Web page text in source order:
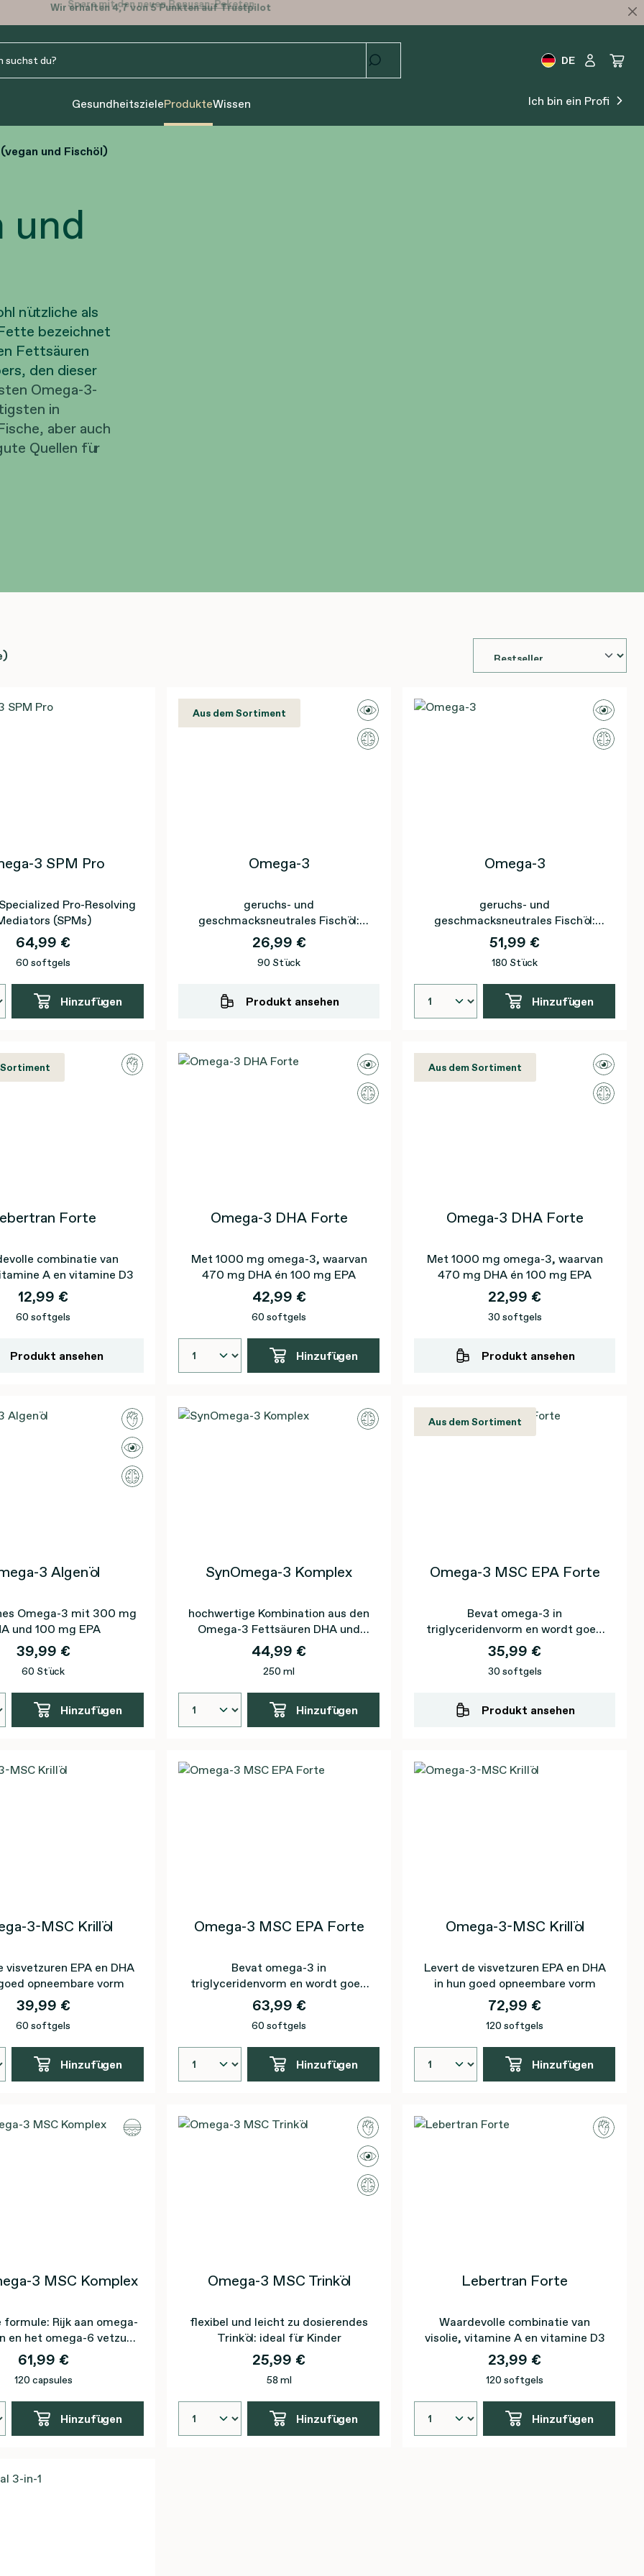
Wir erhalten 4,7 von 5 Punkten auf Trustpilot
DE
GesundheitszieleProdukteWissen Ich bin ein Profi
und Fischöl)
und
nützliche als
bezeichnet
Fettsäuren
den dieser
Omega-3-
in
aber auch
Quellen für
3 SPM Pro
Pro-Resolving
(SPMs)
64,99 €
60 softgels
Hinzufügen
Aus dem Sortiment
Omega-3
geruchs- und
geschmacksneutrales Fischöl:
optimale Reinheit durch modernste
Filtrationsverfahren
26,99 €
90 Stück
Produkt ansehen
Omega-3
geruchs- und
geschmacksneutrales Fischöl:
optimale Reinheit durch modernste
Filtrationsverfahren
51,99 €
180 Stück
Hinzufügen
Forte
combinatie van
A en vitamine D3
12,99 €
60 softgels
Produkt ansehen
Omega-3 DHA Forte
Met 1000 mg omega-3, waarvan
470 mg DHA én 100 mg EPA
42,99 €
60 softgels
Hinzufügen
Aus dem Sortiment
Omega-3 DHA Forte
Met 1000 mg omega-3, waarvan
470 mg DHA én 100 mg EPA
22,99 €
30 softgels
Produkt ansehen
3 Algenöl
Omega-3 mit 300 mg
und 100 mg EPA
39,99 €
60 Stück
Hinzufügen
SynOmega-3 Komplex
hochwertige Kombination aus den
Omega-3 Fettsäuren DHA und
EPA, Cholin und Vitamin D3
44,99 €
250 ml
Hinzufügen
Aus dem Sortiment
Omega-3 MSC EPA Forte
Bevat omega-3 in
triglyceridenvorm en wordt goed
opgenomen
35,99 €
30 softgels
Produkt ansehen
3-MSC Krillöl
visvetzuren EPA en DHA
opneembare vorm
39,99 €
60 softgels
Hinzufügen
Omega-3 MSC EPA Forte
Bevat omega-3 in
triglyceridenvorm en wordt goed
opgenomen
63,99 €
60 softgels
Hinzufügen
Omega-3-MSC Krillöl
Levert de visvetzuren EPA en DHA
in hun goed opneembare vorm
72,99 €
120 softgels
Hinzufügen
3 MSC Komplex
Rijk aan omega-
en het omega-6 vetzuur
GLA
61,99 €
120 capsules
Hinzufügen
Omega-3 MSC Trinköl
flexibel und leicht zu dosierendes
Trinköl: ideal für Kinder
25,99 €
58 ml
Hinzufügen
Lebertran Forte
Waardevolle combinatie van
visolie, vitamine A en vitamine D3
23,99 €
120 softgels
Hinzufügen